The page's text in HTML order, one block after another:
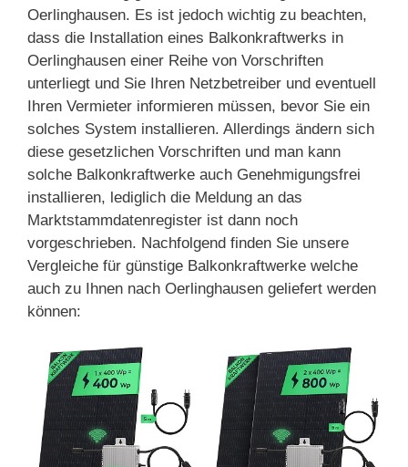
Oerlinghausen. Es ist jedoch wichtig zu beachten,
dass die Installation eines Balkonkraftwerks in
Oerlinghausen einer Reihe von Vorschriften
unterliegt und Sie Ihren Netzbetreiber und eventuell
Ihren Vermieter informieren müssen, bevor Sie ein
solches System installieren. Allerdings ändern sich
diese gesetzlichen Vorschriften und man kann
solche Balkonkraftwerke auch Genehmigungsfrei
installieren, lediglich die Meldung an das
Marktstammdatenregister ist dann noch
vorgeschrieben. Nachfolgend finden Sie unsere
Vergleiche für günstige Balkonkraftwerke welche
auch zu Ihnen nach Oerlinghausen geliefert werden
können: